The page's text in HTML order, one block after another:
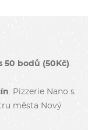
50 bodů (50Kč)
. Pizzerie Nano s
města Nový